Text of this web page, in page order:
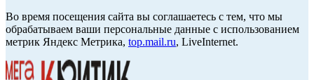
Во время посещения сайта вы соглашаетесь с тем, что мы
обрабатываем ваши персональные данные с использованием
метрик Яндекс Метрика, top.mail.ru, LiveInternet.